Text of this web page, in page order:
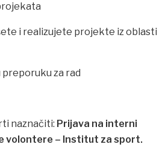
i realizujete projekte iz oblasti
za rad
naznačiti: Prijava na interni
volontere – Institut za sport.